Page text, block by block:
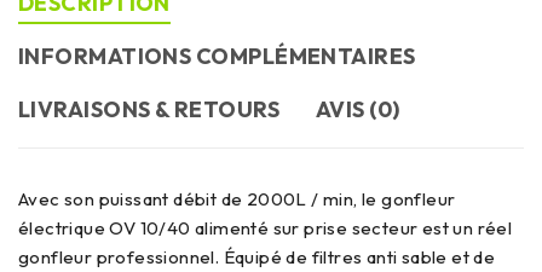
INFORMATIONS COMPLÉMENTAIRES
LIVRAISONS & RETOURS
AVIS (0)
Avec son puissant débit de 2000L / min, le gonfleur
électrique OV 10/40 alimenté sur prise secteur est un réel
gonfleur professionnel. Équipé de filtres anti sable et de